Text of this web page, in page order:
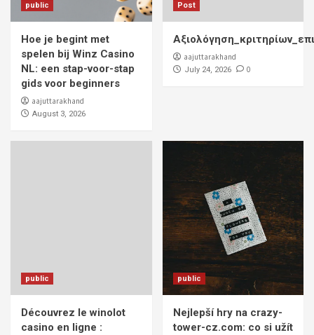
public
Hoe je begint met
spelen bij Winz Casino
NL: een stap-voor-stap
gids voor beginners
aajuttarakhand
August 3, 2026
Post
aajuttarakhand
July 24, 2026 0
public
Découvrez le winolot
casino en ligne :
public
Nejlepší hry na crazy-
tower-cz.com: co si užít